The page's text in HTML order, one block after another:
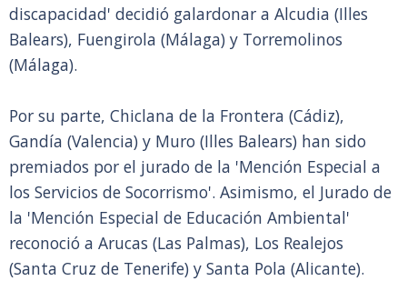
discapacidad' decidió galardonar a Alcudia (Illes
Balears), Fuengirola (Málaga) y Torremolinos
(Málaga).
Por su parte, Chiclana de la Frontera (Cádiz),
Gandía (Valencia) y Muro (Illes Balears) han sido
premiados por el jurado de la 'Mención Especial a
los Servicios de Socorrismo'. Asimismo, el Jurado de
la 'Mención Especial de Educación Ambiental'
reconoció a Arucas (Las Palmas), Los Realejos
(Santa Cruz de Tenerife) y Santa Pola (Alicante).